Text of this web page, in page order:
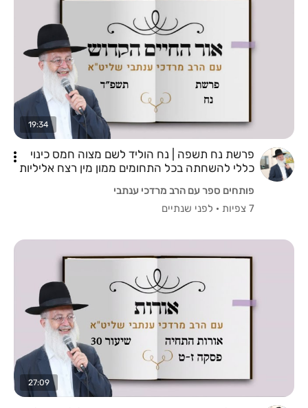
19:34
פרשת נח תשפה | נח הוליד לשם מצוה חמס כינוי
כללי להשחתה בכל התחומים ממון מין רצח אליליות
פותחים ספר עם הרב מרדכי ענתבי
7 צפיות
· לפני שנתיים
27:09